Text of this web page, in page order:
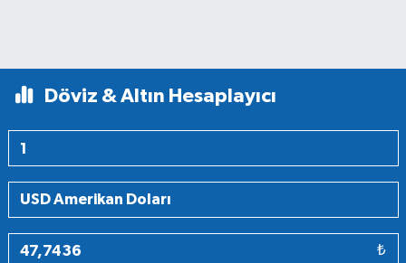
Döviz & Altın Hesaplayıcı
₺